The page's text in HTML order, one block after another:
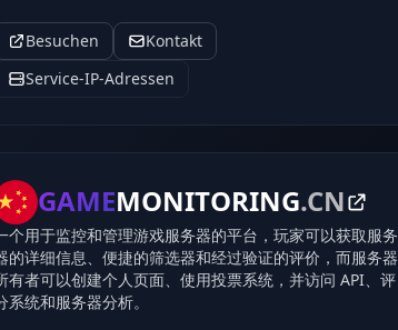
Besuchen
Kontakt
Service-IP-Adressen
GAMEMONITORING.CN
个用于监控和管理游戏服务器的平台，玩家可以获取服务
的详细信息、便捷的筛选器和经过验证的评价，而服务器
有者可以创建个人页面、使用投票系统，并访问 API、评
系统和服务器分析。